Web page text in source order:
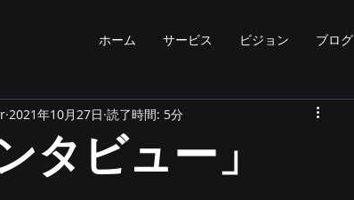
ホーム サービス ビジョン ブログ
タビュー」
2021年10月27日 読了時間: 5分